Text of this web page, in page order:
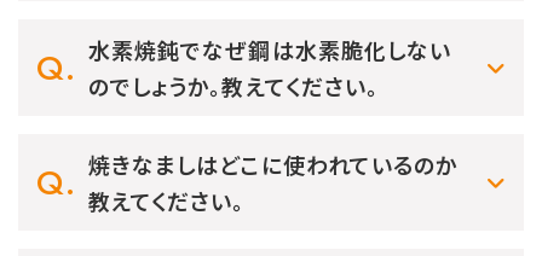
水素焼鈍でなぜ鋼は水素脆化しない
のでしょうか。教えてください。
焼きなましはどこに使われているのか
教えてください。